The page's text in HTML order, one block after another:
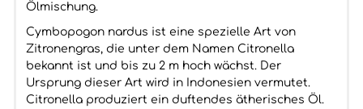
Ölmischung.
Cymbopogon nardus ist eine spezielle Art von
Zitronengras, die unter dem Namen Citronella
bekannt ist und bis zu 2 m hoch wächst. Der
Ursprung dieser Art wird in Indonesien vermutet.
Citronella produziert ein duftendes ätherisches Öl.